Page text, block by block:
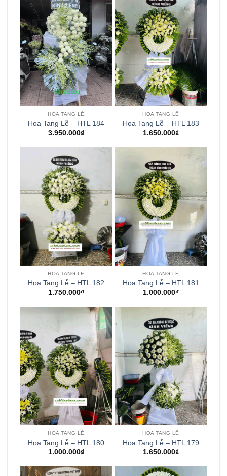
HOA TANG LỄ
Hoa Tang Lễ – HTL 184
3.950.000₫
HOA TANG LỄ
Hoa Tang Lễ – HTL 183
1.650.000₫
HOA TANG LỄ
Hoa Tang Lễ – HTL 182
1.750.000₫
HOA TANG LỄ
Hoa Tang Lễ – HTL 181
1.000.000₫
HOA TANG LỄ
Hoa Tang Lễ – HTL 180
1.000.000₫
HOA TANG LỄ
Hoa Tang Lễ – HTL 179
1.650.000₫